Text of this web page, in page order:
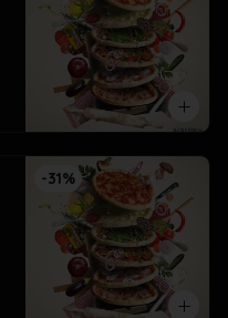
-31%